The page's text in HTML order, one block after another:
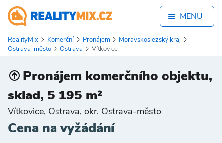
MENU
RealityMix Komerční Pronájem
Moravskoslezský kraj
Ostrava-město
Ostrava Vítkovice
Pronájem komerčního objektu,
sklad, 5 195 m²
Vítkovice, Ostrava, okr. Ostrava-město
Cena na vyžádání